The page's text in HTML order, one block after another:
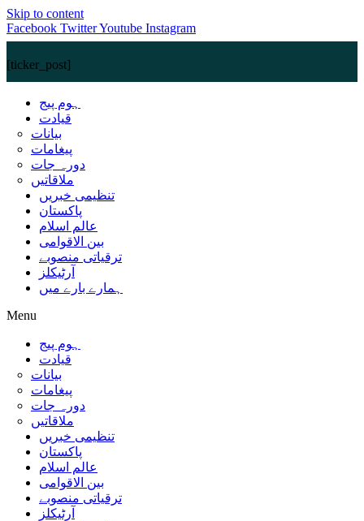
Skip to content
Facebook TwitterYoutube Instagram
[ticker_post]
ہوم پیج
قیادت
بیانات
پیغامات
دورہ جات
ملاقاتیں
تنظیمی خبریں
پاکستان
عالم اسلام
بین الاقوامی
ترقیاتی منصوبے
آرٹیکلز
ہمارے بارے میں
Menu
ہوم پیج
قیادت
بیانات
پیغامات
دورہ جات
ملاقاتیں
تنظیمی خبریں
پاکستان
عالم اسلام
بین الاقوامی
ترقیاتی منصوبے
آرٹیکلز